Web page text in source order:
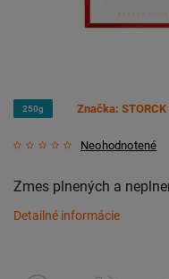
250g
Neohodnotené
Značka:
Zmes plnených a
Detailné informácie